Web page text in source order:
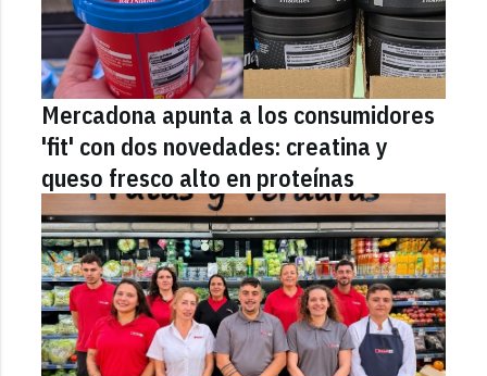
Mercadona apunta a los consumidores
'fit' con dos novedades: creatina y
queso fresco alto en proteínas